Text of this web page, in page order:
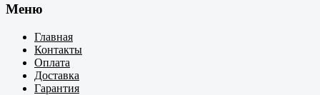
Меню
Главная
Контакты
Оплата
Доставка
Гарантия